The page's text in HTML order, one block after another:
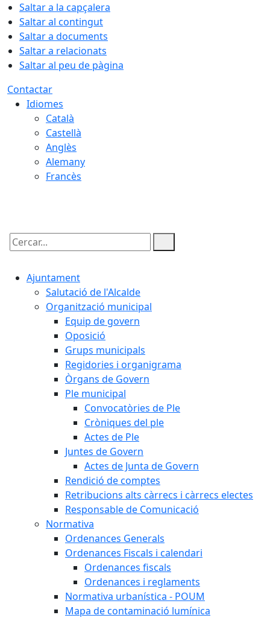
Saltar a la capçalera
Saltar al contingut
Saltar a documents
Saltar a relacionats
Saltar al peu de pàgina
Contactar
Idiomes
Català
Castellà
Anglès
Alemany
Francès
Cercar:
Ajuntament
Salutació de l'Alcalde
Organització municipal
Equip de govern
Oposició
Grups municipals
Regidories i organigrama
Òrgans de Govern
Ple municipal
Convocatòries de Ple
Cròniques del ple
Actes de Ple
Juntes de Govern
Actes de Junta de Govern
Rendició de comptes
Retribucions alts càrrecs i càrrecs electes
Responsable de Comunicació
Normativa
Ordenances Generals
Ordenances Fiscals i calendari
Ordenances fiscals
Ordenances i reglaments
Normativa urbanística - POUM
Mapa de contaminació lumínica